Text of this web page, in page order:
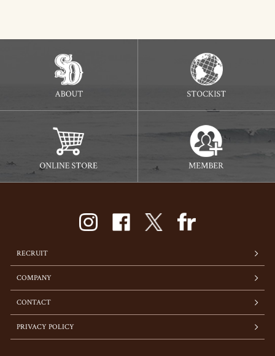
RECRUIT
COMPANY
CONTACT
PRIVACY POLICY